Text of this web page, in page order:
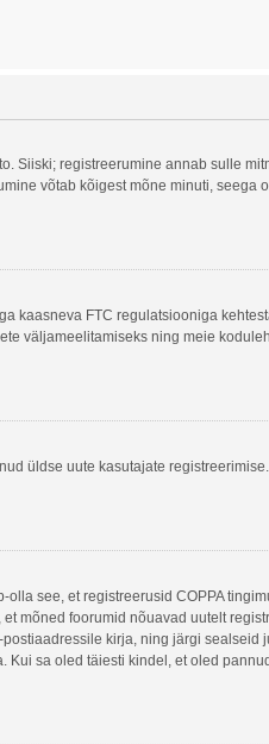
Siiski; registreerumine annab sulle
võtab kõigest mõne minuti, seega
kaasneva FTC regulatsiooniga
väljameelitamiseks ning meie
üldse uute kasutajate
see, et registreerusid COPPA
mõned foorumid nõuavad uutelt
kirja, ning järgi sealseid
sa oled täiesti kindel, et oled